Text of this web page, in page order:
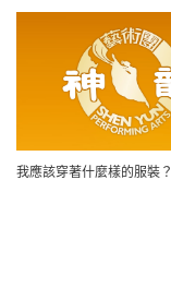
我應該穿著什麼樣的服裝？